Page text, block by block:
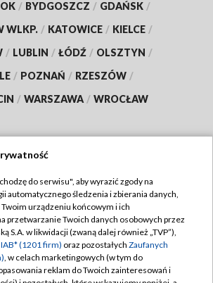
/ BYDGOSZCZ / GDAŃSK /
WLKP. / KATOWICE / KIELCE /
/ LUBLIN / ŁÓDŹ / OLSZTYN /
/ POZNAŃ / RZESZÓW /
/ WARSZAWA / WROCŁAW
TVP
TVP
Regulamin TVP
Polityka prywatności
Moje zgody
do serwisu", aby wyrazić zgody na
automatycznego śledzenia i zbierania danych,
urządzeniu końcowym i ich
przetwarzanie Twoich danych osobowych przez
S.A. w likwidacji (zwaną dalej również „TVP”),
(1201 firm) oraz pozostałych Zaufanych
, w celach marketingowych (w tym do
reklam do Twoich zainteresowań i